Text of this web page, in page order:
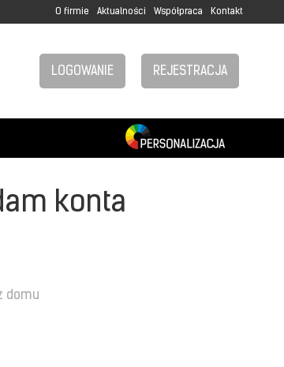
O firmie Aktualności Współpraca Kontakt
LOGOWANIE REJESTRACJA
konta
domu